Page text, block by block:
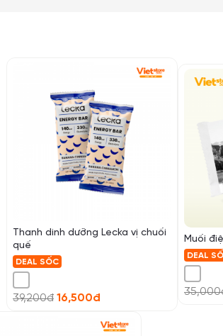
Thanh dinh dưỡng Lecka vị chuối
quế
DEAL SỐC
39,200đ 16,500đ
Muối
DEAL